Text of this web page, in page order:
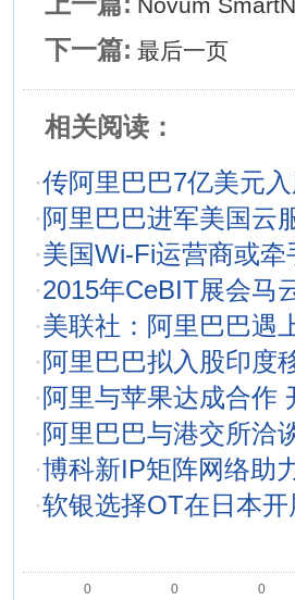
下一篇: 最后一页
相关阅读：
·传阿里巴巴7亿美元
· 阿里巴巴进军美国云
·美国Wi-Fi运营商或
·2015年CeBIT展会马
·美联社：阿里巴巴遇
· 阿里巴巴拟入股印度
· 阿里与苹果达成合作
· 阿里巴巴与港交所洽
·博科新IP矩阵网络助
·软银选择OT在日本
0 0 0